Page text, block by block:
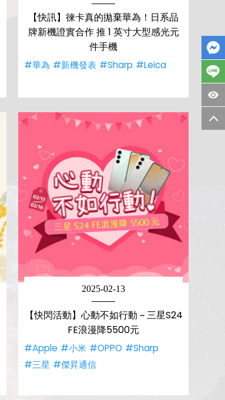
【快訊】徠卡真的拋棄華為！日系品
牌新機證實合作 推 1 英寸大型感光元
件手機
#華為 #新機發表 #Sharp #Leica
2025-02-13
【快閃活動】心動不如行動 ~ 三星S24
FE浪漫降5500元
#Apple #小米 #OPPO #Sharp
#三星 #傑昇通信